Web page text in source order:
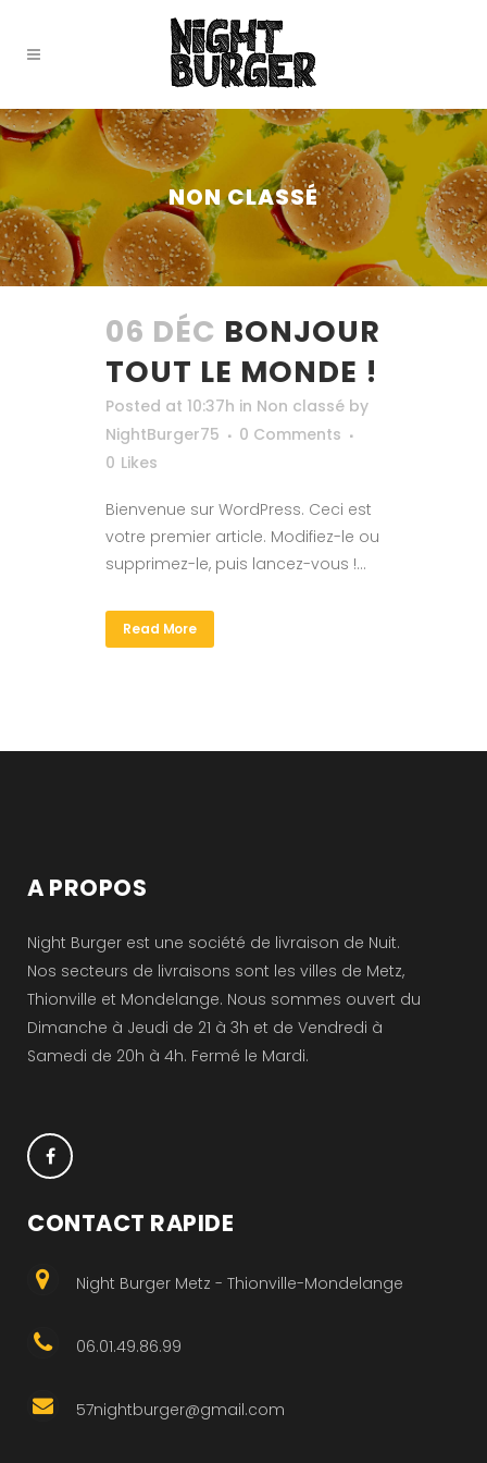
NON CLASSÉ
06 DÉC BONJOUR
TOUT LE MONDE !
Posted at 10:37h in Non classé by
NightBurger75
0 Comments
0 Likes
Bienvenue sur WordPress. Ceci est
votre premier article. Modifiez-le ou
supprimez-le, puis lancez-vous !...
Read More
A PROPOS
Night Burger est une société de livraison de Nuit.
Nos secteurs de livraisons sont les villes de Metz,
Thionville et Mondelange. Nous sommes ouvert du
Dimanche à Jeudi de 21 à 3h et de Vendredi à
Samedi de 20h à 4h. Fermé le Mardi.
CONTACT RAPIDE
Night Burger Metz - Thionville-Mondelange
06.01.49.86.99
57nightburger@gmail.com